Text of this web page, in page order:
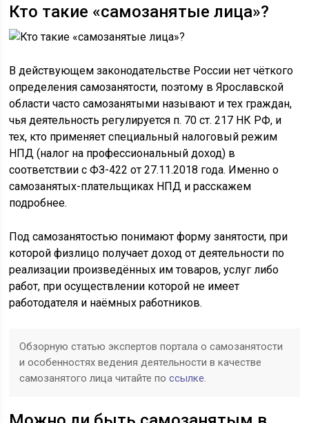
Кто такие «самозанятые лица»?
В действующем законодательстве России нет чёткого
определения самозанятости, поэтому в Ярославской
области часто самозанятыми называют и тех граждан,
чья деятельность регулируется п. 70 ст. 217 НК РФ, и
тех, кто применяет специальный налоговый режим
НПД (налог на профессиональный доход) в
соответствии с ФЗ-422 от 27.11.2018 года. Именно о
самозанятых-плательщиках НПД и расскажем
подробнее.
Под самозанятостью понимают форму занятости, при
которой физлицо получает доход от деятельности по
реализации произведённых им товаров, услуг либо
работ, при осуществлении которой не имеет
работодателя и наёмных работников.
Обзорную статью экспертов портала о самозанятости
и особенностях ведения деятельности в качестве
самозанятого лица читайте поссылке.